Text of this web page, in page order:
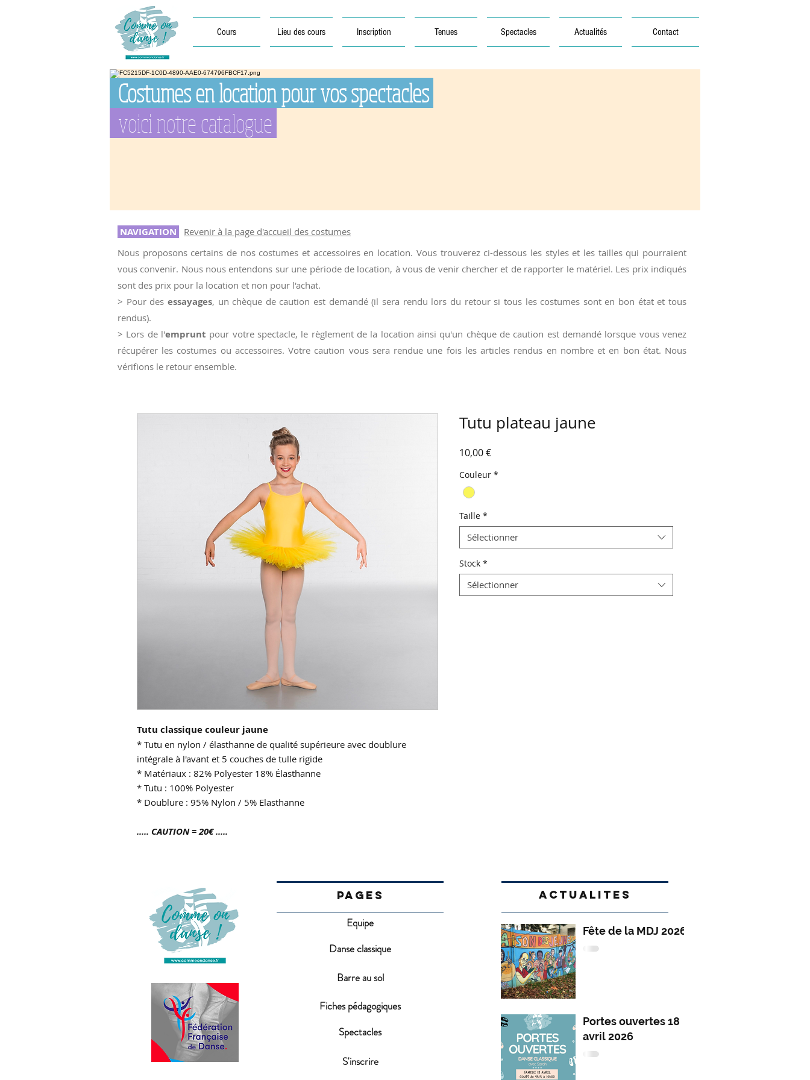
Cours Lieu des cours Inscription Tenues Spectacles Actualités Contact
Costumes en location pour vos spectacles
voici notre catalogue
NAVIGATION
Revenir à la page d'accueil des costumes
Nous proposons certains de nos costumes et accessoires en location. Vous trouverez ci-dessous les styles et les tailles qui pourraient
vous convenir. Nous nous entendons sur une période de location, à vous de venir chercher et de rapporter le matériel. Les prix indiqués
sont des prix pour la location et non pour l'achat.
> Pour des essayages, un chèque de caution est demandé (il sera rendu lors du retour si tous les costumes sont en bon état et tous
rendus).
> Lors de l'emprunt pour votre spectacle, le règlement de la location ainsi qu'un chèque de caution est demandé lorsque vous venez
récupérer les costumes ou accessoires. Votre caution vous sera rendue une fois les articles rendus en nombre et en bon état. Nous
vérifions le retour ensemble.
Tutu classique couleur jaune
* Tutu en nylon / élasthanne de qualité supérieure avec doublure
intégrale à l'avant et 5 couches de tulle rigide
* Matériaux : 82% Polyester 18% Élasthanne
* Tutu : 100% Polyester
* Doublure : 95% Nylon / 5% Elasthanne
..... CAUTION = 20€ .....
Tutu plateau jaune
10,00 €Prix
Couleur *
Taille *
Sélectionner
Stock *
Sélectionner
PAGES
Danse classique
Barre au sol
Fiches pédagogiques
Spectacles
S'inscrire
Equipe
ACTUALITES
Fête de la MDJ 2026
Portes ouvertes 18
avril 2026